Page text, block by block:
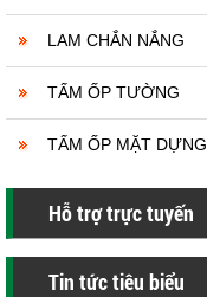
LAM CHẮN NẮNG
TẤM ỐP TƯỜNG
TẤM ỐP MẶT DỰNG
Hỗ trợ trực tuyến
Tin tức tiêu biểu